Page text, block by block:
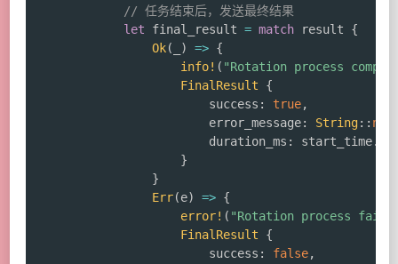
// 任务结束后，发送最终结果
let final_result = match result {
Ok( ) => {
info! ( "Rotation process
FinalResult
{
                        success
: true,
                        error_message
: String:: new
                        duration_ms
: start_time.
}
}
Err(e) => {
error! ( "Rotation process
FinalResult
{
                        success
: false,